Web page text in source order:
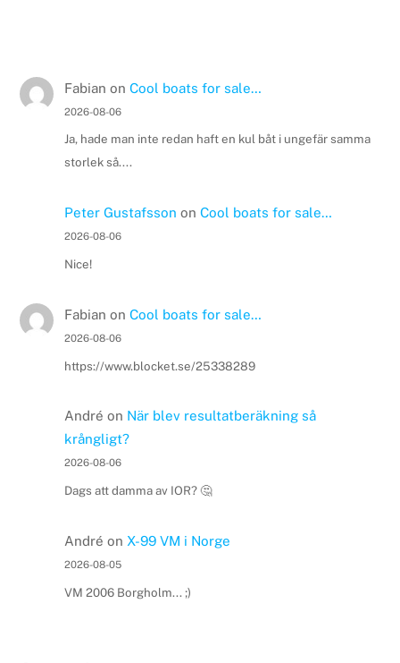
Fabian on Cool boats for sale…
2026-08-06
Ja, hade man inte redan haft en kul båt i ungefär samma
storlek så....
Peter Gustafsson on Cool boats for sale…
2026-08-06
Nice!
Fabian on Cool boats for sale…
2026-08-06
https://www.blocket.se/25338289
André on När blev resultatberäkning så
krångligt?
2026-08-06
Dags att damma av IOR? 🤔
André on X-99 VM i Norge
2026-08-05
VM 2006 Borgholm... ;)